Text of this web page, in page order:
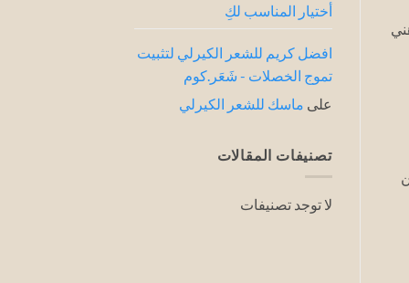
أختيار المناسب لكِ
افضل كريم للشعر الكيرلي لتثبيت
تموج الخصلات - شَعَر.كوم
على ماسك للشعر الكيرلي
تصنيفات المقالات
لا توجد تصنيفات